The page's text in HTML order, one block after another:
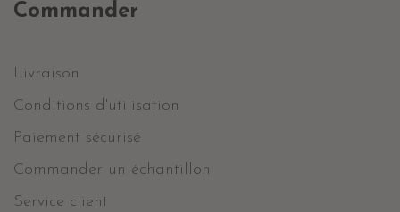
Commander
Livraison
Conditions d'utilisation
Paiement sécurisé
Commander un échantillon
Service client